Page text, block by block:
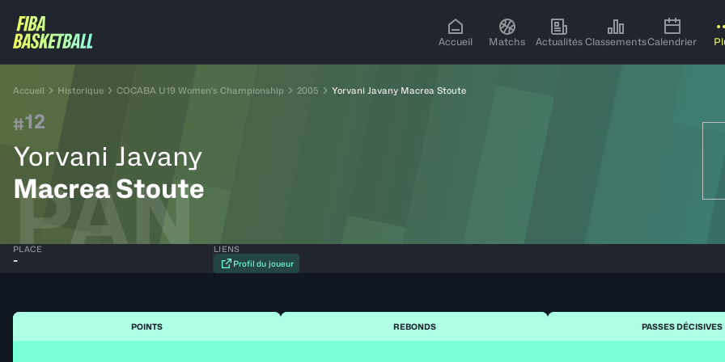
Accueil Matchs Actualités ClassementsCalendrier
Accueil Historique COCABA U19 Women's Championship 2005 Yorvani Javany Macrea Stoute
#12
Yorvani Javany
Macrea Stoute
PAN
PLACE
-
LIENS
Profil du joueur
POINTS REBONDS PASSES DÉCISIVES